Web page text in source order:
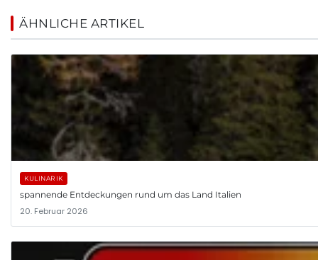
ÄHNLICHE ARTIKEL
KULINARIK
spannende Entdeckungen rund um das Land Italien
20. Februar 2026